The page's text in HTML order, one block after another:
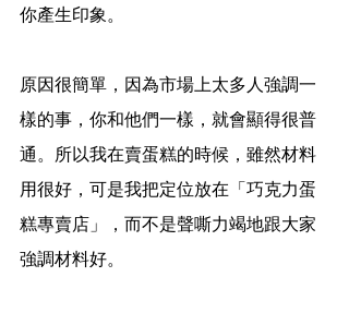
你產生印象。
原因很簡單，因為市場上太多人強調一
樣的事，你和他們一樣，就會顯得很普
通。所以我在賣蛋糕的時候，雖然材料
用很好，可是我把定位放在「巧克力蛋
糕專賣店」，而不是聲嘶力竭地跟大家
強調材料好。